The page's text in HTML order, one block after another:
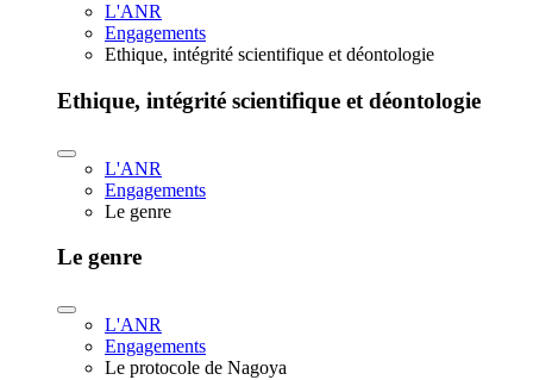
L'ANR
Engagements
Ethique, intégrité scientifique et déontologie
Ethique, intégrité scientifique et déontologie
L'ANR
Engagements
Le genre
Le genre
L'ANR
Engagements
Le protocole de Nagoya